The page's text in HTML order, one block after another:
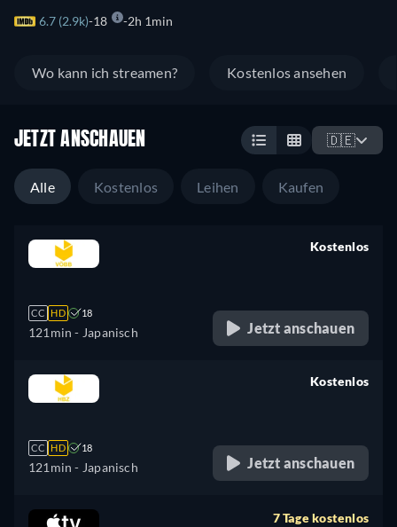
6.7 (2.9k) 18 2h 1min
Wo kann ich streamen? Kostenlos ansehen
JETZT ANSCHAUEN 🇩🇪
Alle Kostenlos Leihen Kaufen
CC HD 18
121min - Japanisch
Kostenlos
Jetzt anschauen
CC HD 18
121min - Japanisch
Kostenlos
Jetzt anschauen
7 Tage kostenlos